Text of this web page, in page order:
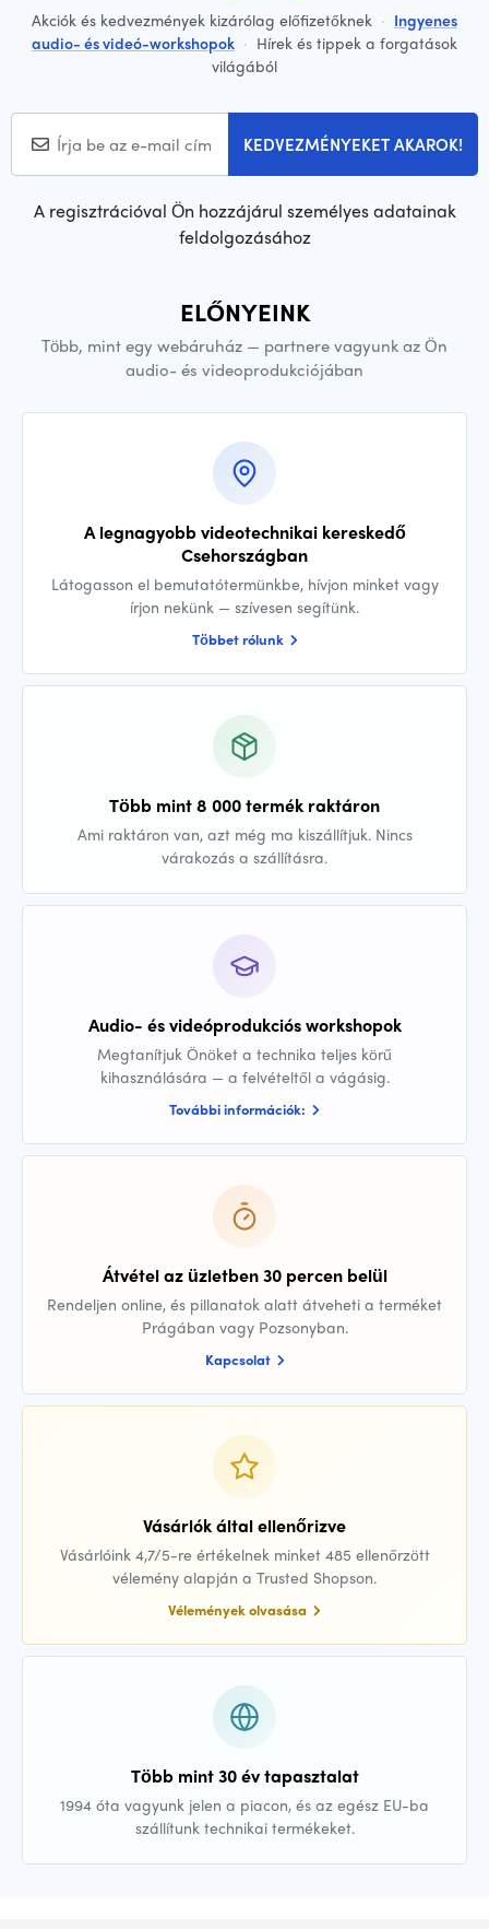
Akciók és kedvezmények kizárólag előfizetőknek · Ingyenes
audio- és videó-workshopok · Hírek és tippek a forgatások
világából
KEDVEZMÉNYEKET AKAROK!
A regisztrációval Ön hozzájárul személyes adatainak
feldolgozásához
ELŐNYEINK
Több, mint egy webáruház — partnere vagyunk az Ön
audio- és videoprodukciójában
A legnagyobb videotechnikai kereskedő
Csehországban
Látogasson el bemutatótermünkbe, hívjon minket vagy
írjon nekünk — szívesen segítünk.
Többet rólunk
Több mint 8 000 termék raktáron
Ami raktáron van, azt még ma kiszállítjuk. Nincs
várakozás a szállításra.
Audio- és videóprodukciós workshopok
Megtanítjuk Önöket a technika teljes körű
kihasználására — a felvételtől a vágásig.
További információk:
Átvétel az üzletben 30 percen belül
Rendeljen online, és pillanatok alatt átveheti a terméket
Prágában vagy Pozsonyban.
Kapcsolat
Vásárlók által ellenőrizve
Vásárlóink 4,7/5-re értékelnek minket 485 ellenőrzött
vélemény alapján a Trusted Shopson.
Vélemények olvasása
Több mint 30 év tapasztalat
1994 óta vagyunk jelen a piacon, és az egész EU-ba
szállítunk technikai termékeket.